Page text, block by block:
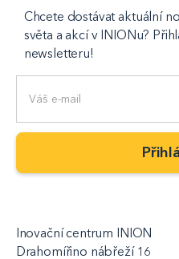
Chcete dostávat aktuální
světa a akcí v INIONu?
newsletteru!
Inovační centrum INION
Drahomířino nábřeží 16